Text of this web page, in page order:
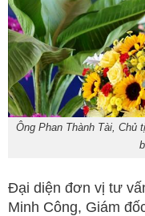
Ông Phan Thành Tài, Chủ
Đại diện đơn vị tư
Minh Công, Giám